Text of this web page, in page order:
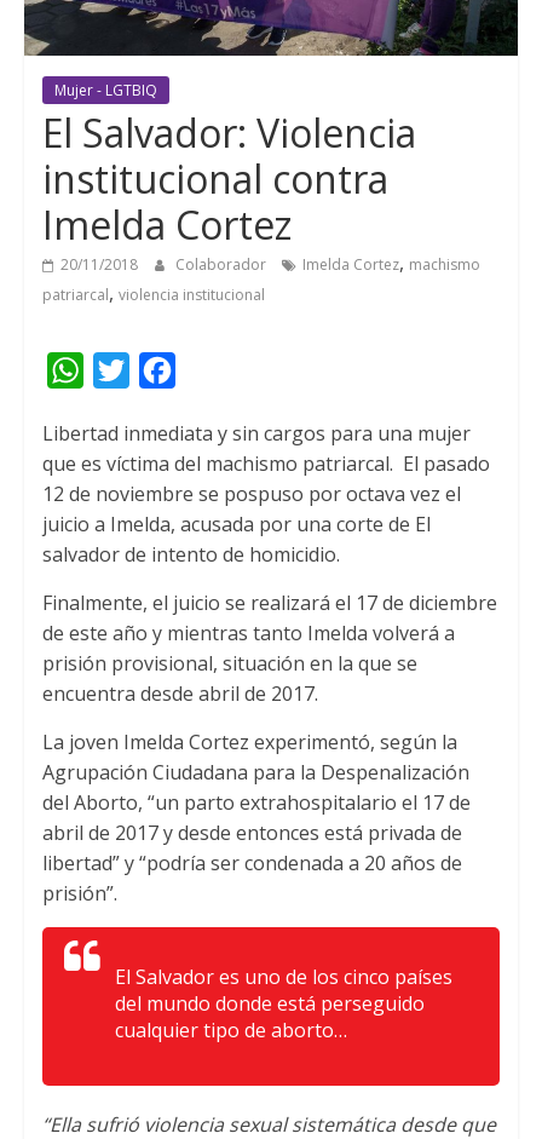
Mujer - LGTBIQ
El Salvador: Violencia
institucional contra
Imelda Cortez
20/11/2018 Colaborador Imelda Cortez, machismo
patriarcal, violencia institucional
W
a
t
s
A
p
i
t
t
e
c
e
b
o
k
Libertad inmediata y sin cargos para una mujer
que es víctima del machismo patriarcal. El pasado
12 de noviembre se pospuso por octava vez el
juicio a Imelda, acusada por una corte de El
salvador de intento de homicidio.
Finalmente, el juicio se realizará el 17 de diciembre
de este año y mientras tanto Imelda volverá a
prisión provisional, situación en la que se
encuentra desde abril de 2017.
La joven Imelda Cortez experimentó, según la
Agrupación Ciudadana para la Despenalización
del Aborto, “un parto extrahospitalario el 17 de
abril de 2017 y desde entonces está privada de
libertad” y “podría ser condenada a 20 años de
prisión”.
El Salvador es uno de los cinco países
del mundo donde está perseguido
cualquier tipo de aborto…
“Ella sufrió violencia sexual sistemática desde que